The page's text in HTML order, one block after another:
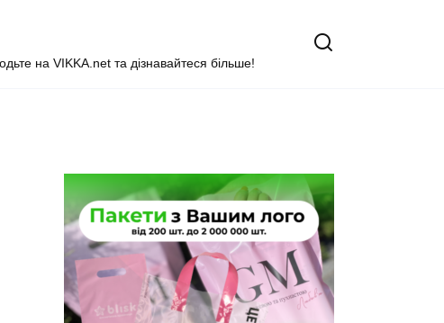
на VIKKA.net та дізнавайтеся більше!